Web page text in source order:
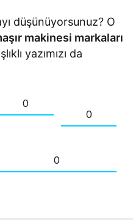
düşünüyorsunuz? O
makinesi markaları
yazımızı da
0
0
0